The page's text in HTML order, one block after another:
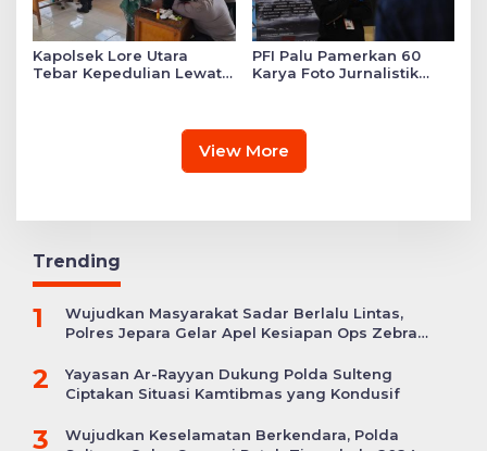
Kapolsek Lore Utara
Tebar Kepedulian Lewat
PFI Palu Pamerkan 60
Karya Foto Jurnalistik
View More
Trending
1
Wujudkan Masyarakat Sadar Berlalu Lintas,
Polres Jepara Gelar Apel Kesiapan Ops Zebra
2
Yayasan Ar-Rayyan Dukung Polda Sulteng
Ciptakan Situasi Kamtibmas yang Kondusif
3
Wujudkan Keselamatan Berkendara, Polda